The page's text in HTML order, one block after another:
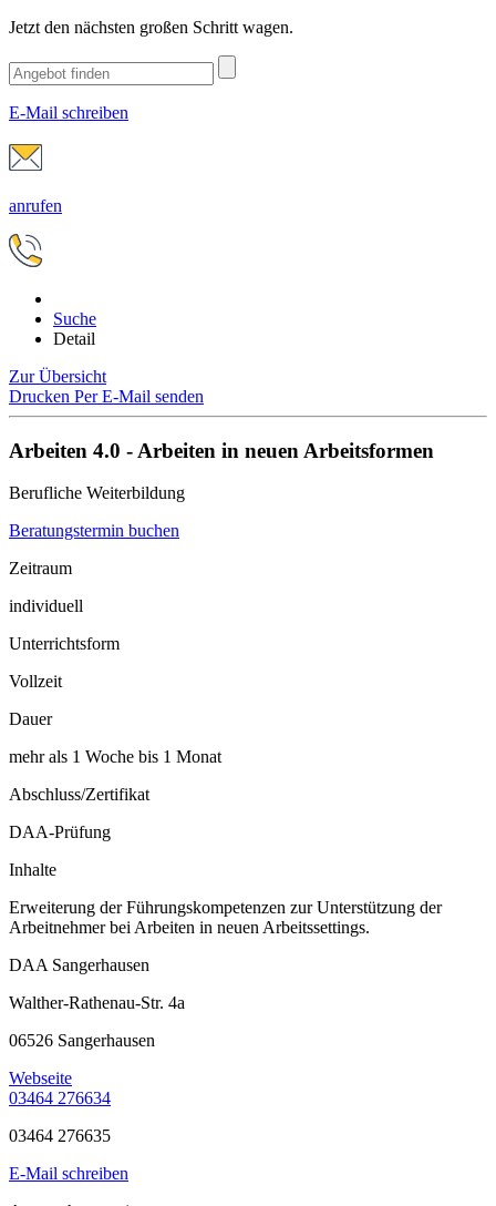
Jetzt den nächsten großen Schritt wagen.
E-Mail schreiben
anrufen
Suche
Detail
Zur Übersicht
Drucken Per E-Mail senden
Arbeiten 4.0 - Arbeiten in neuen Arbeitsformen
Berufliche Weiterbildung
Beratungstermin buchen
Zeitraum
individuell
Unterrichtsform
Vollzeit
Dauer
mehr als 1 Woche bis 1 Monat
Abschluss/Zertifikat
DAA-Prüfung
Inhalte
Erweiterung der Führungskompetenzen zur Unterstützung der
Arbeitnehmer bei Arbeiten in neuen Arbeitssettings.
DAA Sangerhausen
Walther-Rathenau-Str. 4a
06526 Sangerhausen
Webseite
03464 276634
03464 276635
E-Mail schreiben